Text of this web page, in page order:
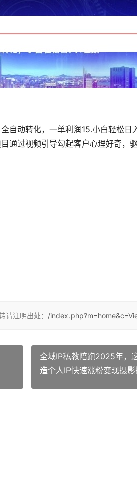
自动转化，一单利润15.小白轻松
通过视频引导勾起客户心理好奇，
注明出处： /
全域IP私教陪跑2025年，
造个人IP快速涨粉变现摄